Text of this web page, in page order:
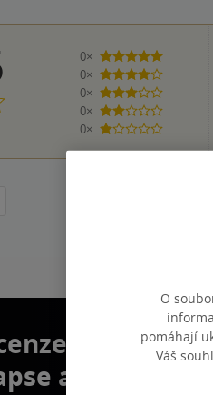
0×
5
0×
4 hvězdičky
0×
3 hvězdičky
0×
2 hvězdičky
0×
1 hvezdička
a klubové
a naší
O
pomáhají
Váš